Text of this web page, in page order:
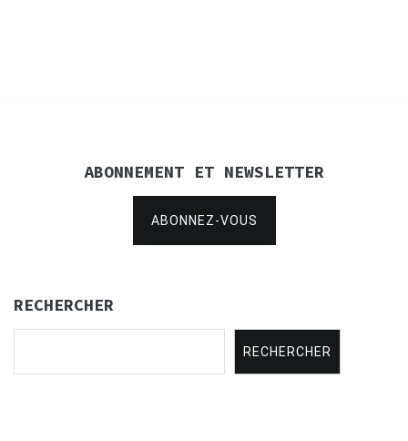
ABONNEMENT ET NEWSLETTER
ABONNEZ-VOUS
RECHERCHER
RECHERCHER